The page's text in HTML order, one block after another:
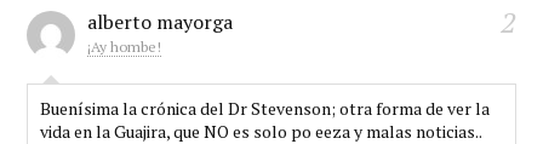
alberto mayorga 2
¡Ay hombe!
Buenísima la crónica del Dr Stevenson; otra forma de ver la
vida en la Guajira, que NO es solo po eeza y malas noticias..